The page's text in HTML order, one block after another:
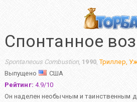
Спонтанное
Spontaneous Combustion, 1990,Триллер,
Выпущено
США
Рейтинг: 4.9/10
Он наделен необычным и таинственным